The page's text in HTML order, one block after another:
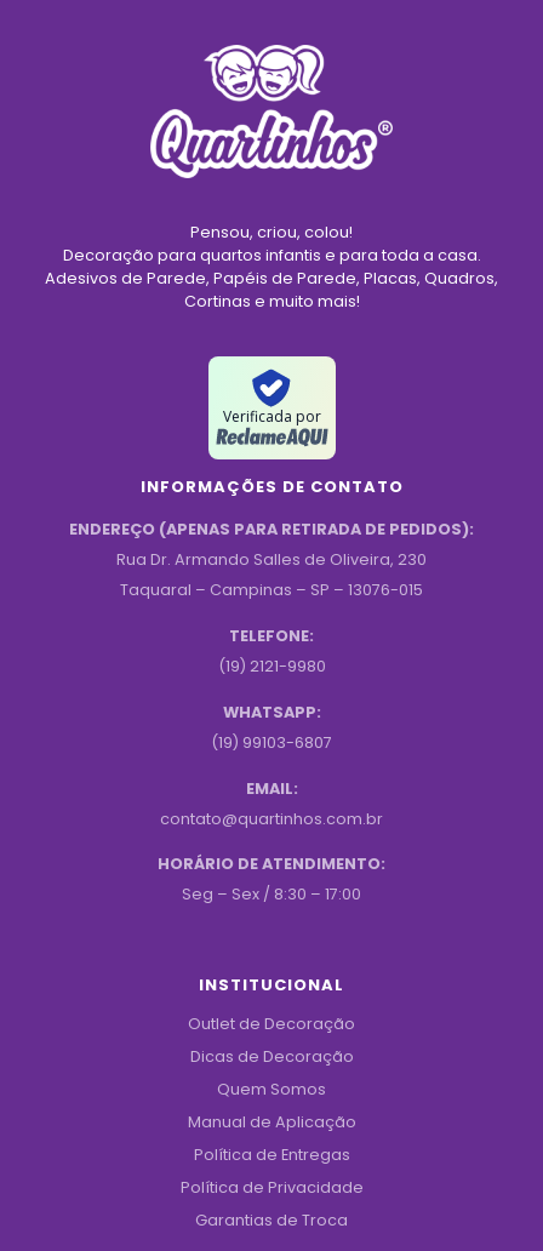
Pensou, criou, colou!
Decoração para quartos infantis e para toda a casa.
Adesivos de Parede, Papéis de Parede, Placas, Quadros,
Cortinas e muito mais!
Verificada por
INFORMAÇÕES DE CONTATO
ENDEREÇO (APENAS PARA RETIRADA DE PEDIDOS):
Rua Dr. Armando Salles de Oliveira, 230
Taquaral – Campinas – SP – 13076-015
TELEFONE:
(19) 2121-9980
WHATSAPP:
(19) 99103-6807
EMAIL:
contato@quartinhos.com.br
HORÁRIO DE ATENDIMENTO:
Seg – Sex / 8:30 – 17:00
INSTITUCIONAL
Outlet de Decoração
Dicas de Decoração
Quem Somos
Manual de Aplicação
Política de Entregas
Política de Privacidade
Garantias de Troca